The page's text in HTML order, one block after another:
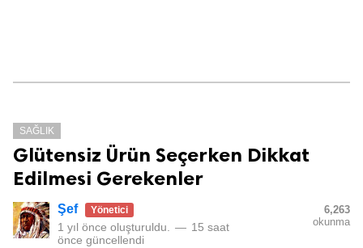
SAĞLIK
Glütensiz Ürün Seçerken Dikkat
Edilmesi Gerekenler
Şef Yönetici
1 yıl önce oluşturuldu. — 15 saat
önce güncellendi
6,263
okunma